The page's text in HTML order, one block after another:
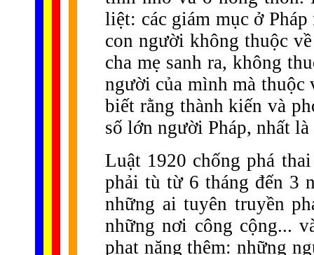
liệt: các giám mục ở
con người không thuộc
cha mẹ sanh ra, không
người của mình mà
biết rằng thành kiến và
số lớn người Pháp, nhất
Luật 1920 chống phá
phải tù từ 6 tháng đến 3
những ai tuyên truyền
những nơi công cộng...
phạt nặng thêm: những